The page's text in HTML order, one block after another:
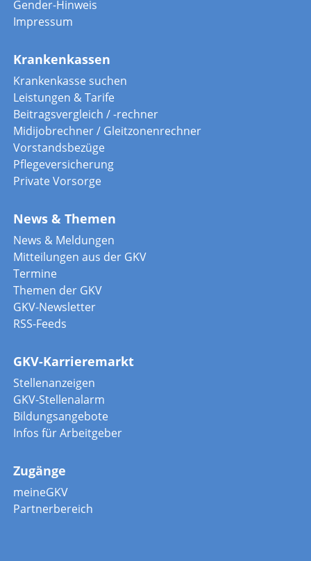
Gender-Hinweis
Impressum
Krankenkassen
Krankenkasse suchen
Leistungen & Tarife
Beitragsvergleich / -rechner
Midijobrechner / Gleitzonenrechner
Vorstandsbezüge
Pflegeversicherung
Private Vorsorge
News & Themen
News & Meldungen
Mitteilungen aus der GKV
Termine
Themen der GKV
GKV-Newsletter
RSS-Feeds
GKV-Karrieremarkt
Stellenanzeigen
GKV-Stellenalarm
Bildungsangebote
Infos für Arbeitgeber
Zugänge
meineGKV
Partnerbereich